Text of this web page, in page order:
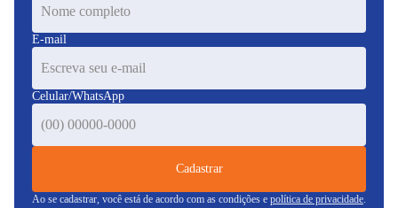
E-mail
Celular/WhatsApp
Cadastrar
Ao se cadastrar, você está de acordo com as condições e política de privacidade.